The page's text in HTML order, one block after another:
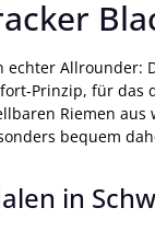
Allrounder:
Prinzip, für das
Riemen
bequem
in